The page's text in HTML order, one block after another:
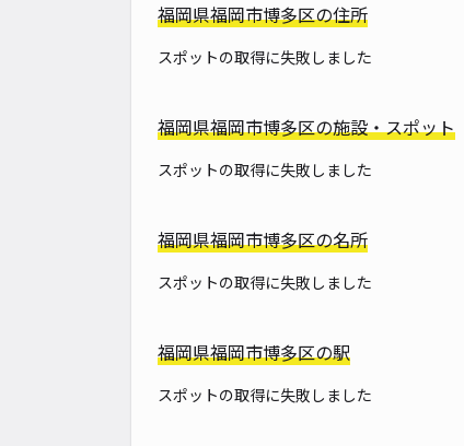
福岡県福岡市博多区の住所
スポットの取得に失敗しました
福岡県福岡市博多区の施設・スポット
スポットの取得に失敗しました
福岡県福岡市博多区の名所
スポットの取得に失敗しました
福岡県福岡市博多区の駅
スポットの取得に失敗しました